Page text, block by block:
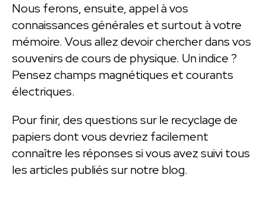
Nous ferons, ensuite, appel à vos
connaissances générales et surtout à votre
mémoire. Vous allez devoir chercher dans vos
souvenirs de cours de physique. Un indice ?
Pensez champs magnétiques et courants
électriques.
Pour finir, des questions sur le recyclage de
papiers dont vous devriez facilement
connaître les réponses si vous avez suivi tous
les articles publiés sur notre blog.